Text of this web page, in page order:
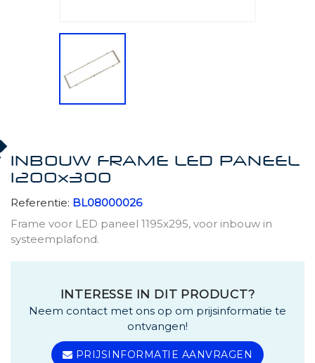
INBOUW FRAME LED PANEEL
1200x300
Referentie: BL08000026
Frame voor LED paneel 1195x295, voor inbouw in
systeemplafond.
INTERESSE IN DIT PRODUCT?
Neem contact met ons op om prijsinformatie te
ontvangen!
PRIJSINFORMATIE AANVRAGEN